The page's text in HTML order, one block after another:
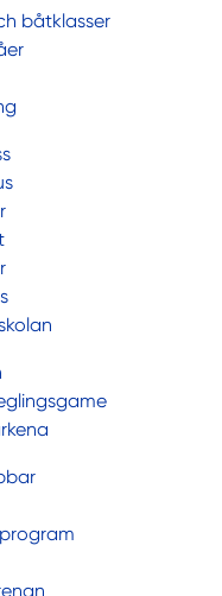
båtklasser